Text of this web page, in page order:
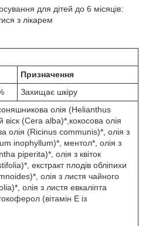
для дітей до 6 місяців:
з лікарем
Призначення
Захищає шкіру
олія (Helianthus
(Cera alba)*,кокосова олія
олія (Ricinus communis)*, олія з
inophyllum)*, ментол*, олія з
piperita)*, олія з квіток
екстракт плодів обліпихи
олія з листя чайного
олія з листя евкаліпта
(вітамін E із